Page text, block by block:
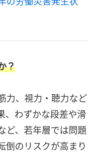
？
力、視力・聴力など
、わずかな段差や滑
ど、若年層では問題
倒のリスクが高まり